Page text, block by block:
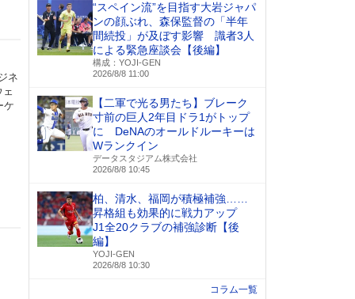
ネ
ケ
“スペイン流”を目指す大岩ジャパ
ンの顔ぶれ、森保監督の「半年
間続投」が及ぼす影響 識者3人
による緊急座談会【後編】
構成：YOJI-GEN
2026/8/8 11:00
【二軍で光る男たち】ブレーク
寸前の巨人2年目ドラ1がトップ
に DeNAのオールドルーキーは
Wランクイン
データスタジアム株式会社
2026/8/8 10:45
柏、清水、福岡が積極補強……
昇格組も効果的に戦力アップ
J1全20クラブの補強診断【後
編】
YOJI-GEN
2026/8/8 10:30
コラム一覧